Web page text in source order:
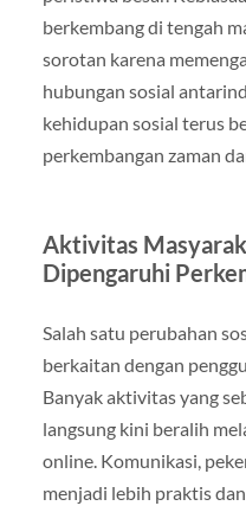
berkembang di tengah
sorotan karena
hubungan sosial
kehidupan sosial terus
perkembangan zaman
Aktivitas
Dipengaruhi
Salah satu perubahan
berkaitan dengan
Banyak aktivitas yang
langsung kini beralih
online. Komunikasi,
menjadi lebih praktis